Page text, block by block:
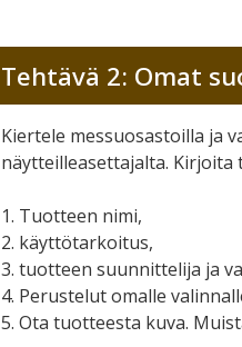
Tehtävä 2: Omat
Kiertele messuosastoilla ja
näytteilleasettajalta. Kirjoita
1. Tuotteen nimi,
2. käyttötarkoitus,
3. tuotteen suunnittelija ja
4. Perustelut omalle
5. Ota tuotteesta kuva.